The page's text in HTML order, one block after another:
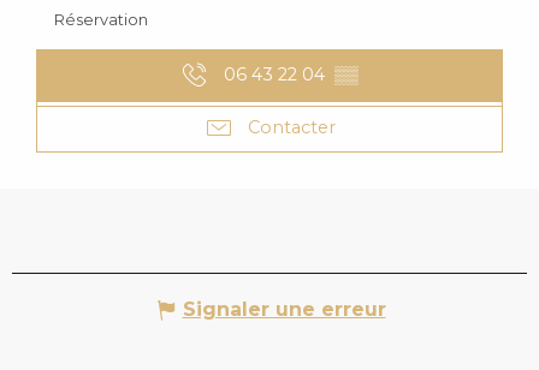
Réservation
06 43 22 04 ▒▒
Contacter
Signaler une erreur